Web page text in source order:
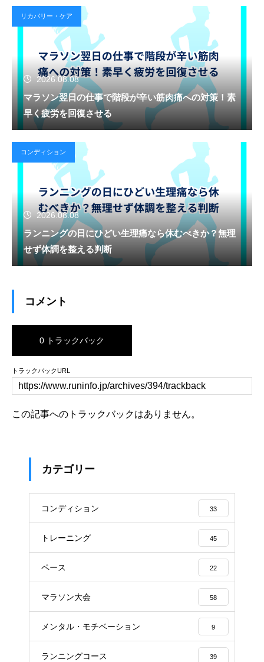
リカバリー・ケア
2026.08.08
マラソン翌日の仕事で階段が辛い筋肉痛への対策！素
早く疲労を回復させる
コンディション
2026.08.08
ランニングの日にひどい生理痛なら休むべきか？無理
せず体調を整える判断
コメント
0 トラックバック
トラックバックURL
この記事へのトラックバックはありません。
カテゴリー
コンディション 33
トレーニング 45
ペース 22
マラソン大会 58
メンタル・モチベーション 9
ランニングコース 39